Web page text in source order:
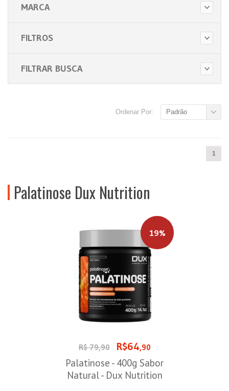
MARCA
FILTROS
FILTRAR BUSCA
Ordenar Por: Padrão
1
Palatinose Dux Nutrition
19%
R$ 79,90 R$64,90
Palatinose - 400g Sabor
Natural - Dux Nutrition